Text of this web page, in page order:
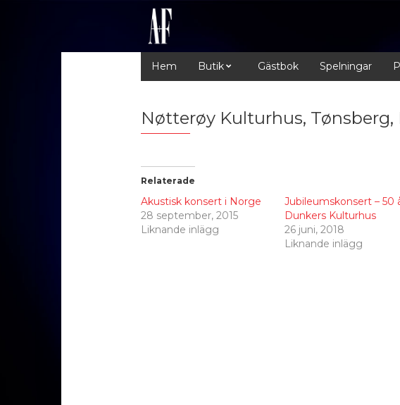
Hem Butik Gästbok Spelningar
Nøtterøy Kulturhus, Tønsberg,
Relaterade
Akustisk konsert i Norge
28 september, 2015
Liknande inlägg
Jubileumskonsert – 50
Dunkers Kulturhus
26 juni, 2018
Liknande inlägg